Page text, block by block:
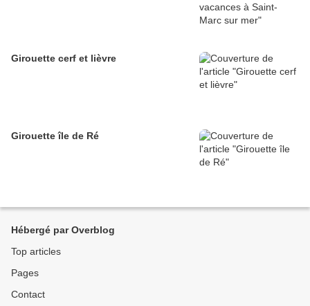
Girouette cerf et lièvre
Girouette île de Ré
Hébergé par Overblog
Top articles
Pages
Contact